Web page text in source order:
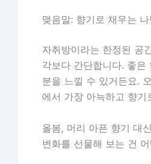
맺음말: 향기로 채우는
자취방이라는 한정된 공
각보다 간단합니다. 좋은
분을 느낄 수 있거든요.
에서 가장 아늑하고 향
올봄, 머리 아픈 향기 대
변화를 선물해 보는 건